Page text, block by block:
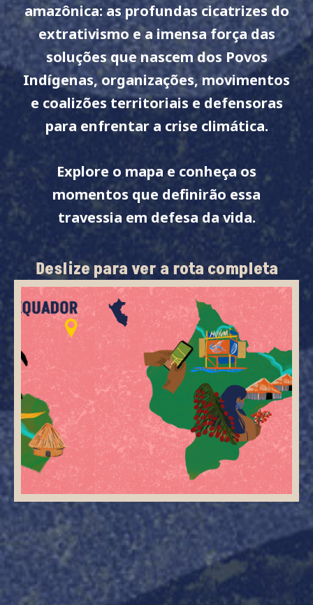
amazônica: as profundas cicatrizes do
extrativismo e a imensa força das
soluções que nascem dos Povos
Indígenas, organizações, movimentos
e coalizões territoriais e defensoras
para enfrentar a crise climática.
Explore o mapa e conheça os
momentos que definirão essa
travessia em defesa da vida.
Deslize para ver a rota completa